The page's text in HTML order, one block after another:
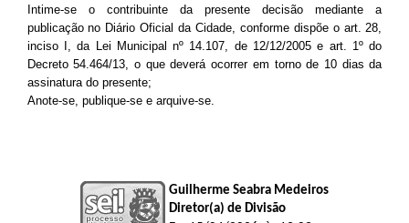
Intime-se o contribuinte da presente decisão mediante a
publicação no Diário Oficial da Cidade, conforme dispõe o art. 28,
inciso I, da Lei Municipal nº 14.107, de 12/12/2005 e art. 1º do
Decreto 54.464/13, o que deverá ocorrer em torno de 10 dias da
assinatura do presente;
Anote-se, publique-se e arquive-se.
Guilherme Seabra Medeiros
Diretor(a) de Divisão